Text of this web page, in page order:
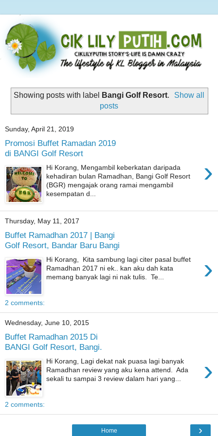
Showing posts with label Bangi Golf Resort.
Show all
posts
Sunday, April 21, 2019
Promosi Buffet Ramadan 2019
di BANGI Golf Resort
›
Hi Korang, Mengambil keberkatan daripada
kehadiran bulan Ramadhan, Bangi Golf Resort
(BGR) mengajak orang ramai mengambil
kesempatan d...
Thursday, May 11, 2017
Buffet Ramadhan 2017 | Bangi
Golf Resort, Bandar Baru Bangi
›
Hi Korang, Kita sambung lagi citer pasal buffet
Ramadhan 2017 ni ek.. kan aku dah kata
memang banyak lagi ni nak tulis. Te...
2 comments:
Wednesday, June 10, 2015
Buffet Ramadhan 2015 Di
BANGI Golf Resort, Bangi.
›
Hi Korang, Lagi dekat nak puasa lagi banyak
Ramadhan review yang aku kena attend. Ada
sekali tu sampai 3 review dalam hari yang...
2 comments:
›
Home